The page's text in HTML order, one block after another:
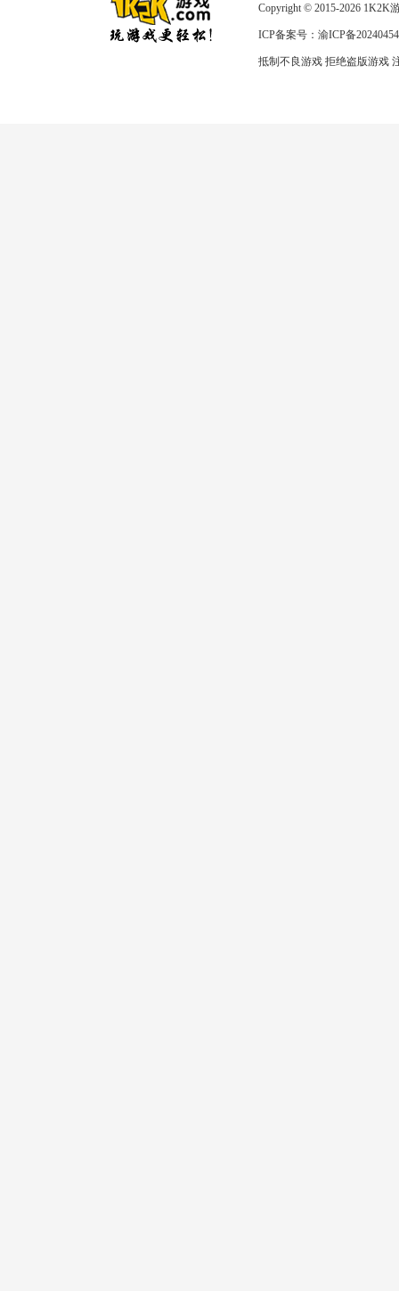
Copyright © 2015-2026 1K2K
ICP备案号： 渝ICP备
抵制不良游戏 拒绝盗版游戏